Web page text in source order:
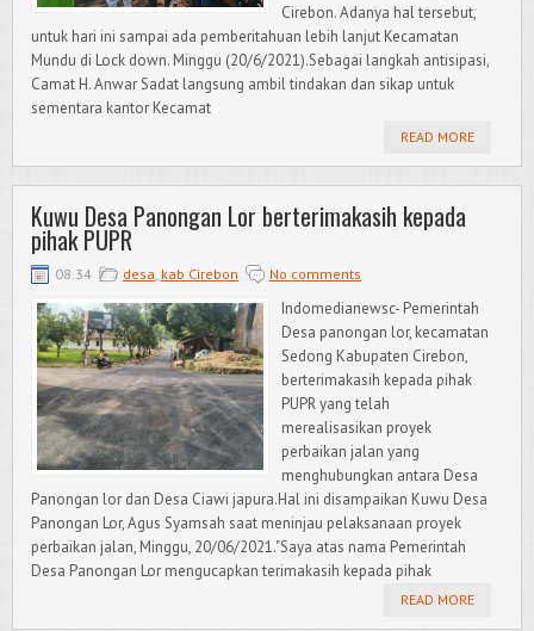
Cirebon. Adanya hal tersebut,
untuk hari ini sampai ada pemberitahuan lebih lanjut Kecamatan
Mundu di Lock down. Minggu (20/6/2021).Sebagai langkah antisipasi,
Camat H. Anwar Sadat langsung ambil tindakan dan sikap untuk
sementara kantor Kecamat
READ MORE
Kuwu Desa Panongan Lor berterimakasih kepada
pihak PUPR
08.34 desa, kab Cirebon No comments
Indomedianewsc- Pemerintah
Desa panongan lor, kecamatan
Sedong Kabupaten Cirebon,
berterimakasih kepada pihak
PUPR yang telah
merealisasikan proyek
perbaikan jalan yang
menghubungkan antara Desa
Panongan lor dan Desa Ciawi japura.Hal ini disampaikan Kuwu Desa
Panongan Lor, Agus Syamsah saat meninjau pelaksanaan proyek
perbaikan jalan, Minggu, 20/06/2021."Saya atas nama Pemerintah
Desa Panongan Lor mengucapkan terimakasih kepada pihak
READ MORE